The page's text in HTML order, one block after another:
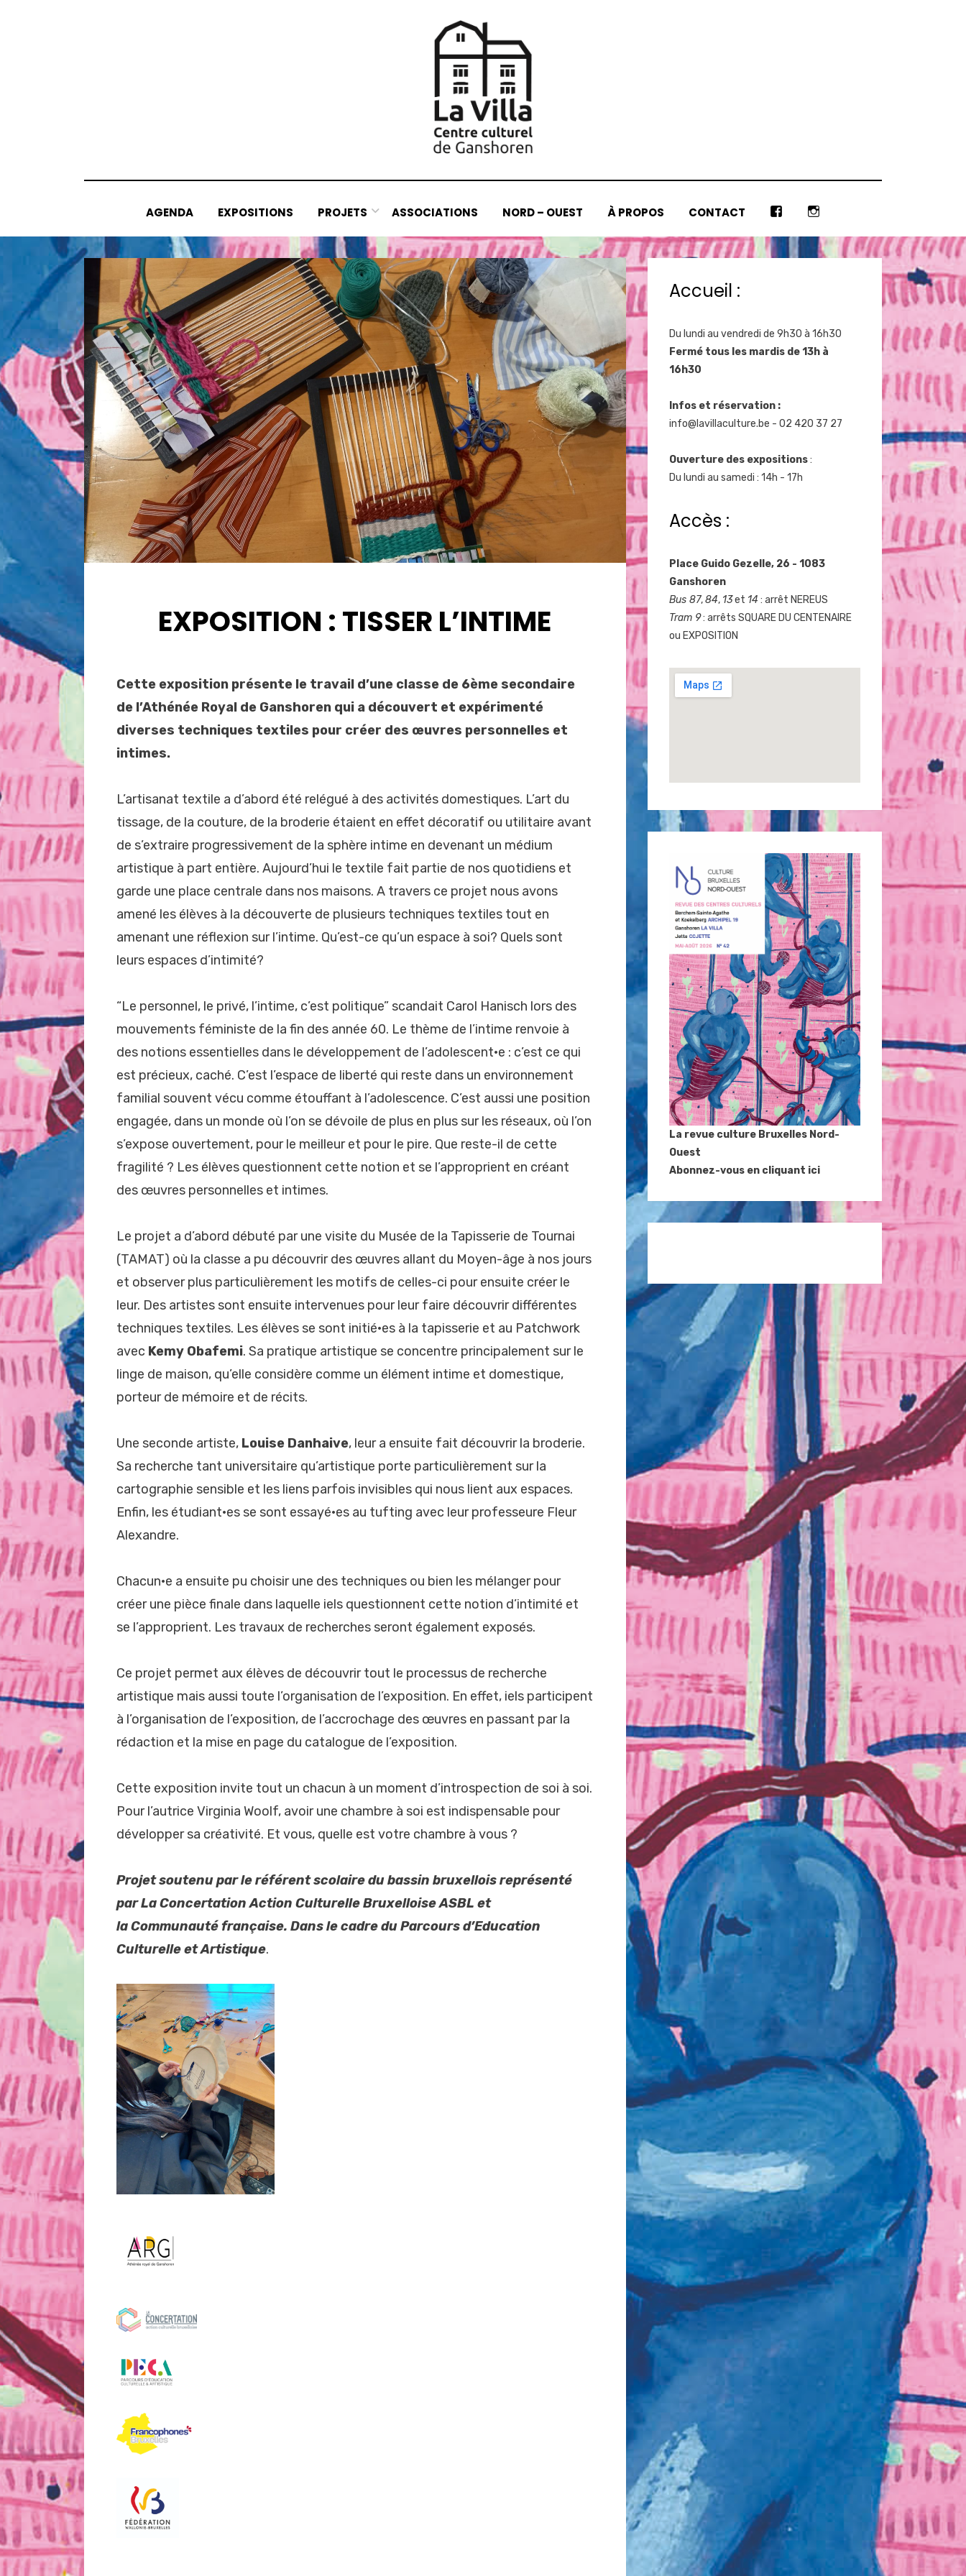
AGENDA EXPOSITIONS PROJETS ASSOCIATIONS NORD – OUEST À PROPOS CONTACT
S
EXPOSITION : TISSER L’INTIME
Cette exposition présente le travail d’une classe de 6ème secondaire
de l’Athénée Royal de Ganshoren qui a découvert et expérimenté
diverses techniques textiles pour créer des œuvres personnelles et
intimes.
L’artisanat textile a d’abord été relégué à des activités domestiques. L’art du
tissage, de la couture, de la broderie étaient en effet décoratif ou utilitaire avant
de s’extraire progressivement de la sphère intime en devenant un médium
artistique à part entière. Aujourd’hui le textile fait partie de nos quotidiens et
garde une place centrale dans nos maisons. A travers ce projet nous avons
amené les élèves à la découverte de plusieurs techniques textiles tout en
amenant une réflexion sur l’intime. Qu’est-ce qu’un espace à soi? Quels sont
leurs espaces d’intimité?
“Le personnel, le privé, l’intime, c’est politique” scandait Carol Hanisch lors des
mouvements féministe de la fin des année 60. Le thème de l’intime renvoie à
des notions essentielles dans le développement de l’adolescent·e : c’est ce qui
est précieux, caché. C’est l’espace de liberté qui reste dans un environnement
familial souvent vécu comme étouffant à l’adolescence. C’est aussi une position
engagée, dans un monde où l’on se dévoile de plus en plus sur les réseaux, où l’on
s’expose ouvertement, pour le meilleur et pour le pire. Que reste-il de cette
fragilité ? Les élèves questionnent cette notion et se l’approprient en créant
des œuvres personnelles et intimes.
Le projet a d’abord débuté par une visite du Musée de la Tapisserie de Tournai
(TAMAT) où la classe a pu découvrir des œuvres allant du Moyen-âge à nos jours
et observer plus particulièrement les motifs de celles-ci pour ensuite créer le
leur. Des artistes sont ensuite intervenues pour leur faire découvrir différentes
techniques textiles. Les élèves se sont initié·es à la tapisserie et au Patchwork
avec Kemy Obafemi. Sa pratique artistique se concentre principalement sur le
linge de maison, qu’elle considère comme un élément intime et domestique,
porteur de mémoire et de récits.
Une seconde artiste, Louise Danhaive, leur a ensuite fait découvrir la broderie.
Sa recherche tant universitaire qu’artistique porte particulièrement sur la
cartographie sensible et les liens parfois invisibles qui nous lient aux espaces.
Enfin, les étudiant·es se sont essayé·es au tufting avec leur professeure Fleur
Alexandre.
Chacun·e a ensuite pu choisir une des techniques ou bien les mélanger pour
créer une pièce finale dans laquelle iels questionnent cette notion d’intimité et
se l’approprient. Les travaux de recherches seront également exposés.
Ce projet permet aux élèves de découvrir tout le processus de recherche
artistique mais aussi toute l’organisation de l’exposition. En effet, iels participent
à l’organisation de l’exposition, de l’accrochage des œuvres en passant par la
rédaction et la mise en page du catalogue de l’exposition.
Cette exposition invite tout un chacun à un moment d’introspection de soi à soi.
Pour l’autrice Virginia Woolf, avoir une chambre à soi est indispensable pour
développer sa créativité. Et vous, quelle est votre chambre à vous ?
Projet soutenu par le référent scolaire du bassin bruxellois représenté
par La Concertation Action Culturelle Bruxelloise ASBL et
la Communauté française. Dans le cadre du Parcours d’Education
Culturelle et Artistique.
Accueil :
Du lundi au vendredi de 9h30 à 16h30
Fermé tous les mardis de 13h à
16h30
Infos et réservation :
info@lavillaculture.be - 02 420 37 27
Ouverture des expositions:
Du lundi au samedi : 14h - 17h
Accès :
Place Guido Gezelle, 26 - 1083
Ganshoren
Bus 87,84, 13et 14 : arrêt NEREUS
Tram 9: arrêts SQUARE DU CENTENAIRE
ou EXPOSITION
La revue culture Bruxelles Nord-
Ouest
Abonnez-vous en cliquant ici